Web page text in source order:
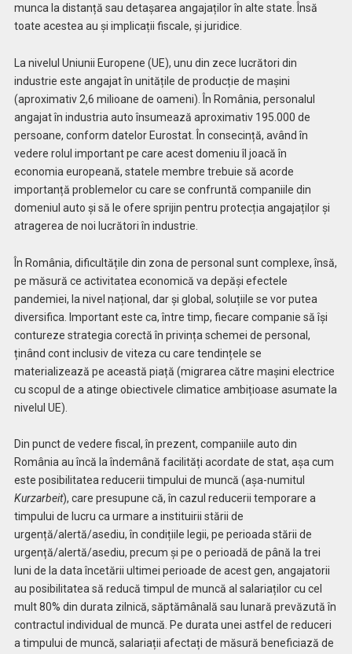
munca la distanță sau detașarea angajaților în alte state. Însă
toate acestea au și implicații fiscale, și juridice.
La nivelul Uniunii Europene (UE), unu din zece lucrători din
industrie este angajat în unitățile de producție de mașini
(aproximativ 2,6 milioane de oameni). În România, personalul
angajat în industria auto însumează aproximativ 195.000 de
persoane, conform datelor Eurostat. În consecință, având în
vedere rolul important pe care acest domeniu îl joacă în
economia europeană, statele membre trebuie să acorde
importanță problemelor cu care se confruntă companiile din
domeniul auto și să le ofere sprijin pentru protecția angajaților și
atragerea de noi lucrători în industrie.
În România, dificultățile din zona de personal sunt complexe, însă,
pe măsură ce activitatea economică va depăși efectele
pandemiei, la nivel național, dar și global, soluțiile se vor putea
diversifica. Important este ca, între timp, fiecare companie să își
contureze strategia corectă în privința schemei de personal,
ținând cont inclusiv de viteza cu care tendințele se
materializează pe această piață (migrarea către mașini electrice
cu scopul de a atinge obiectivele climatice ambițioase asumate la
nivelul UE).
Din punct de vedere fiscal, în prezent, companiile auto din
România au încă la îndemână facilități acordate de stat, așa cum
este posibilitatea reducerii timpului de muncă (așa-numitul
Kurzarbeit), care presupune că, în cazul reducerii temporare a
timpului de lucru ca urmare a instituirii stării de
urgență/alertă/asediu, în condițiile legii, pe perioada stării de
urgență/alertă/asediu, precum și pe o perioadă de până la trei
luni de la data încetării ultimei perioade de acest gen, angajatorii
au posibilitatea să reducă timpul de muncă al salariaților cu cel
mult 80% din durata zilnică, săptămânală sau lunară prevăzută în
contractul individual de muncă. Pe durata unei astfel de reduceri
a timpului de muncă, salariații afectați de măsură beneficiază de